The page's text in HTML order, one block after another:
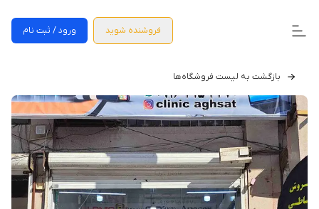
فروشنده شوید ورود / ثبت نام
بازگشت به لیست فروشگاه‌ها